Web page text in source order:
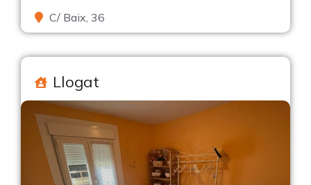
C/ Baix, 36
Llogat